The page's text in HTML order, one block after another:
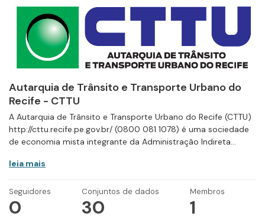
Autarquia de Trânsito e Transporte Urbano do
Recife - CTTU
A Autarquia de Trânsito e Transporte Urbano do Recife (CTTU)
http://cttu.recife.pe.gov.br/ (0800 081 1078) é uma sociedade
de economia mista integrante da Administração Indireta...
leia mais
Seguidores
0
Conjuntos de dados
30
Membros
1